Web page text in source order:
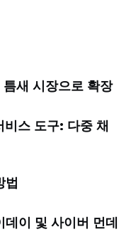
새 시장으로 확장
스 도구: 다중 채
법
이 및 사이버 먼데